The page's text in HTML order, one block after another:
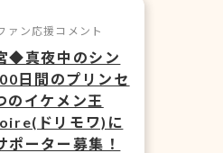
ァン応援コメント
◆真夜中のシン
日間のプリンセ
イケメン王
ドリモワ)に
ポーター募集！